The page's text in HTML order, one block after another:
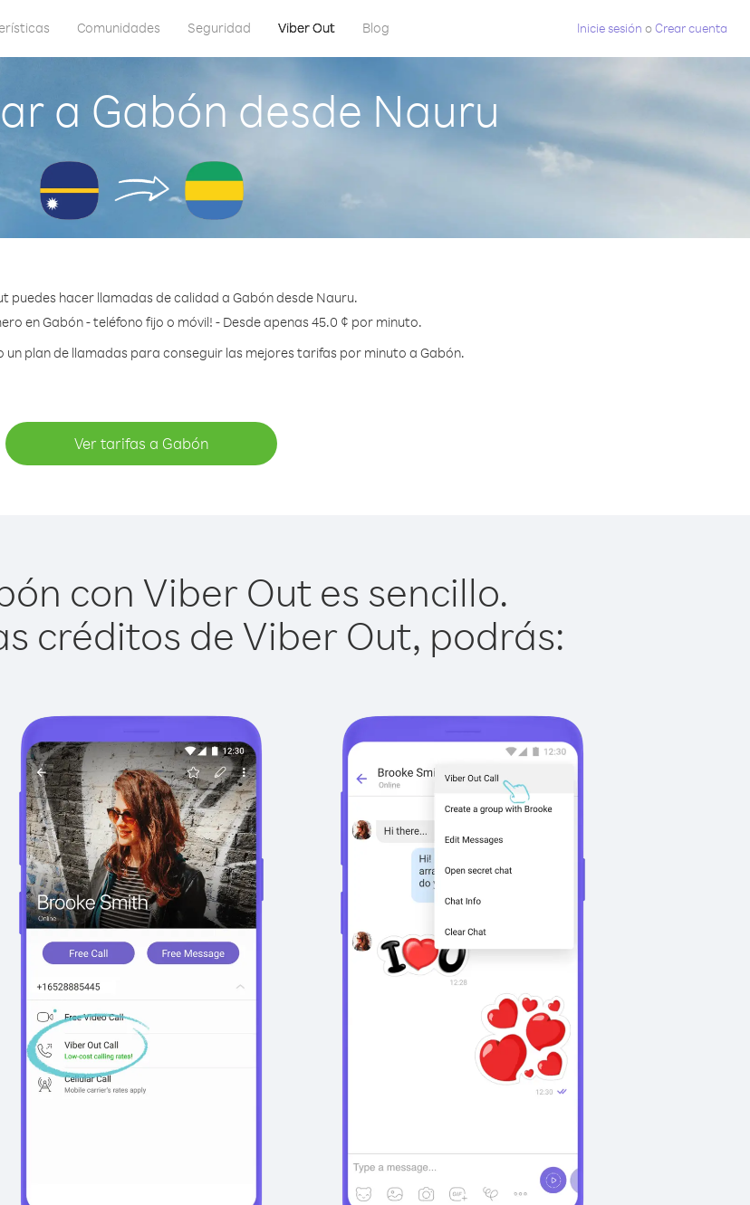
Comunidades Seguridad Viber Out Blog Inicie sesión oCrear cuenta
a Gabón desde Nauru
puedes hacer llamadas de calidad a Gabón desde Nauru.
en Gabón - teléfono fijo o móvil! - Desde apenas 45.0 ¢ por minuto.
plan de llamadas para conseguir las mejores tarifas por minuto a Gabón.
Ver tarifas a Gabón
con Viber Out es sencillo.
créditos de Viber Out, podrás: